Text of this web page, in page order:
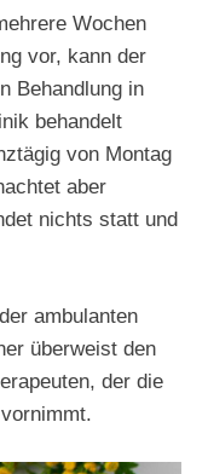
Wochen
vor, kann der
Behandlung in
behandelt
von Montag
aber
nichts statt und
ambulanten
überweist den
der die